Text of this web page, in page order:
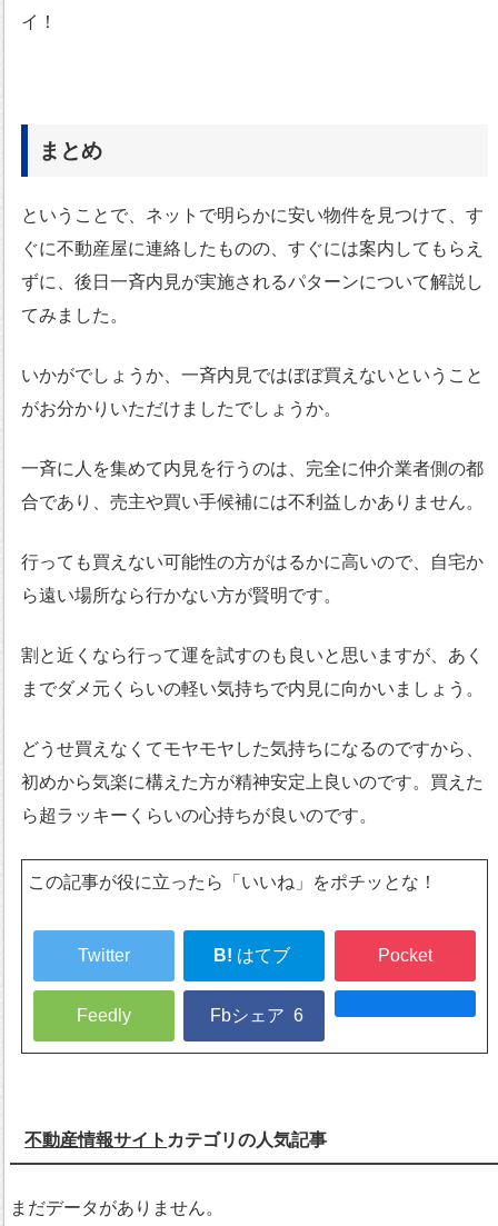
イ！
まとめ
ということで、ネットで明らかに安い物件を見つけて、す
ぐに不動産屋に連絡したものの、すぐには案内してもらえ
ずに、後日一斉内見が実施されるパターンについて解説し
てみました。
いかがでしょうか、一斉内見ではぼぼ買えないということ
がお分かりいただけましたでしょうか。
一斉に人を集めて内見を行うのは、完全に仲介業者側の都
合であり、売主や買い手候補には不利益しかありません。
行っても買えない可能性の方がはるかに高いので、自宅か
ら遠い場所なら行かない方が賢明です。
割と近くなら行って運を試すのも良いと思いますが、あく
までダメ元くらいの軽い気持ちで内見に向かいましょう。
どうせ買えなくてモヤモヤした気持ちになるのですから、
初めから気楽に構えた方が精神安定上良いのです。買えた
ら超ラッキーくらいの心持ちが良いのです。
この記事が役に立ったら「いいね」をポチッとな！
Twitter B! はてブ Pocket
Feedly Fbシェア 6
不動産情報サイト カテゴリの人気記事
まだデータがありません。